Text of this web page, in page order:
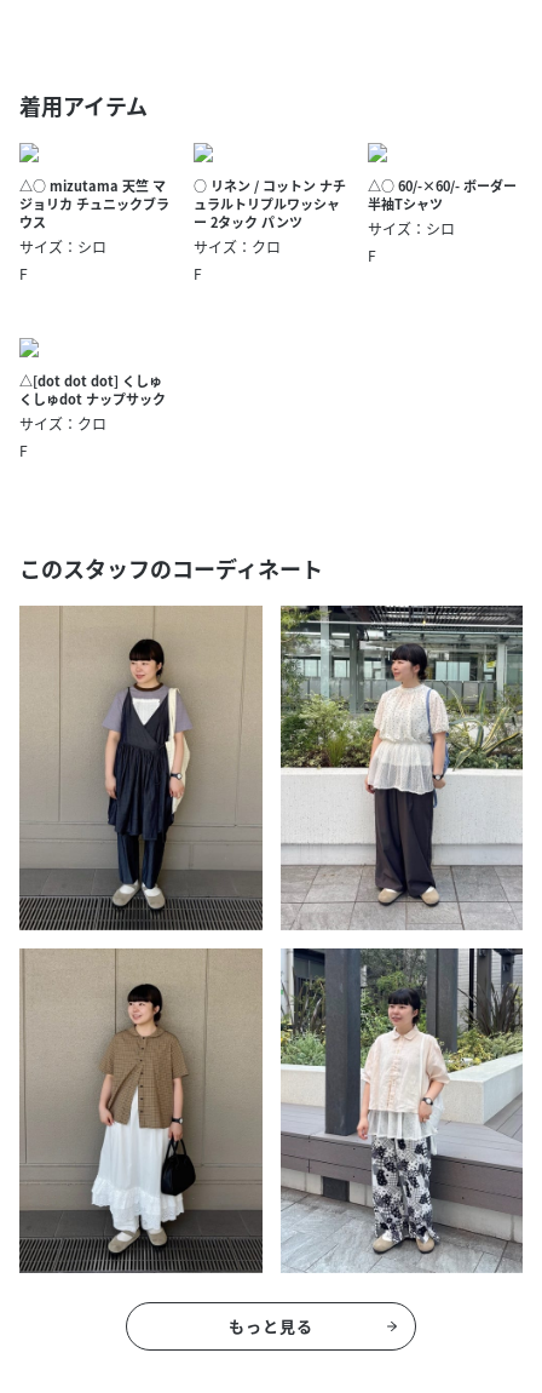
着用アイテム
△○ mizutama 天竺 マ
ジョリカ チュニックブラ
ウス
サイズ：シロ
F
○ リネン / コットン ナチ
ュラルトリプルワッシャ
ー 2タック パンツ
サイズ：クロ
F
△○ 60/-×60/- ボーダー
半袖Tシャツ
サイズ：シロ
F
△[dot dot dot] くしゅ
くしゅdot ナップサック
サイズ：クロ
F
このスタッフのコーディネート
もっと見る